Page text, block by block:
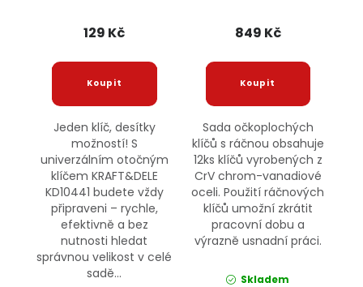
129 Kč
Jeden klíč, desítky
možností! S
univerzálním otočným
klíčem KRAFT&DELE
KD10441 budete vždy
připraveni – rychle,
efektivně a bez
nutnosti hledat
správnou velikost v celé
sadě...
849 Kč
Sada očkoplochých
klíčů s ráčnou obsahuje
12ks klíčů vyrobených z
CrV chrom-vanadiové
oceli. Použití ráčnových
klíčů umožní zkrátit
pracovní dobu a
výrazně usnadní práci.
Skladem